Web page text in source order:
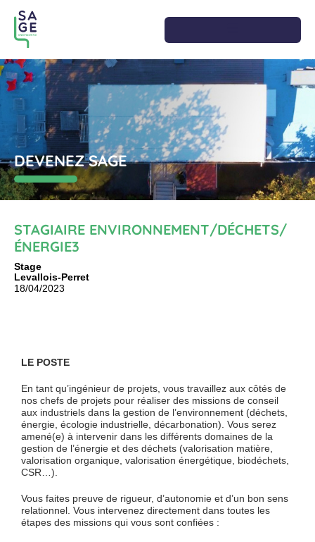
DEVENEZ SAGE
STAGIAIRE ENVIRONNEMENT/DÉCHETS/
ÉNERGIE3
Stage
Levallois-Perret
18/04/2023
LE POSTE
En tant qu’ingénieur de projets, vous travaillez aux côtés de
nos chefs de projets pour réaliser des missions de conseil
aux industriels dans la gestion de l’environnement (déchets,
énergie, écologie industrielle, décarbonation). Vous serez
amené(e) à intervenir dans les différents domaines de la
gestion de l’énergie et des déchets (valorisation matière,
valorisation organique, valorisation énergétique, biodéchets,
CSR…).
Vous faites preuve de rigueur, d’autonomie et d’un bon sens
relationnel. Vous intervenez directement dans toutes les
étapes des missions qui vous sont confiées :